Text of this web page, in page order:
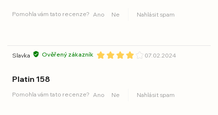
Pomohla vám tato recenze? Ano Ne Nahlásit spam
Slavka Ověřený zákazník 07.02.2024
Platin 158
Pomohla vám tato recenze? Ano Ne Nahlásit spam